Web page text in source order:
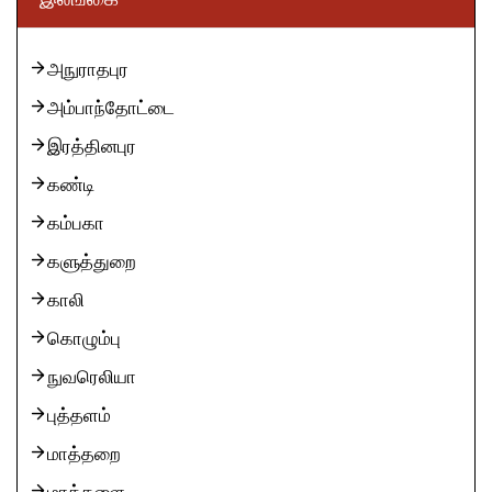
அநுராதபுர
அம்பாந்தோட்டை
இரத்தினபுர
கண்டி
கம்பகா
களுத்துறை
காலி
கொழும்பு
நுவரெலியா
புத்தளம்
மாத்தறை